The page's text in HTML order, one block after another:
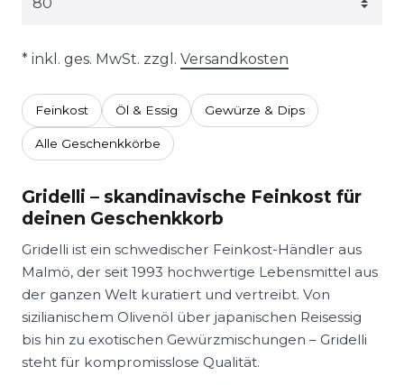
* inkl. ges. MwSt. zzgl. Versandkosten
Feinkost Öl & Essig Gewürze & Dips
Alle Geschenkkörbe
Gridelli – skandinavische Feinkost für
deinen Geschenkkorb
Gridelli ist ein schwedischer Feinkost-Händler aus
Malmö, der seit 1993 hochwertige Lebensmittel aus
der ganzen Welt kuratiert und vertreibt. Von
sizilianischem Olivenöl über japanischen Reisessig
bis hin zu exotischen Gewürzmischungen – Gridelli
steht für kompromisslose Qualität.